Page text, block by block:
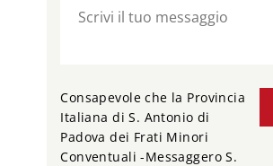
Consapevole che la Provincia
Italiana di S. Antonio di
Padova dei Frati Minori
Conventuali -Messaggero S.